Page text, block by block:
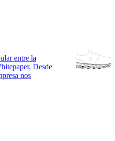
entre la
Desde
nos